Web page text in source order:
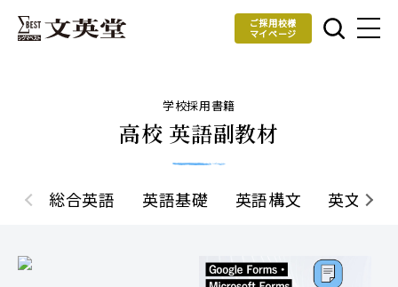
ご採用校様
マイページ
学校採用書籍
高校 英語副教材
総合英語 英語基礎 英語構文 英文法